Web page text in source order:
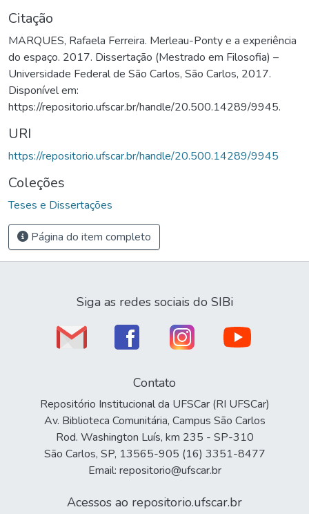
Citação
MARQUES, Rafaela Ferreira. Merleau-Ponty e a experiência
do espaço. 2017. Dissertação (Mestrado em Filosofia) –
Universidade Federal de São Carlos, São Carlos, 2017.
Disponível em:
https://repositorio.ufscar.br/handle/20.500.14289/9945.
URI
https://repositorio.ufscar.br/handle/20.500.14289/9945
Coleções
Teses e Dissertações
Página do item completo
Siga as redes sociais do SIBi
Contato
Repositório Institucional da UFSCar (RI UFSCar)
Av. Biblioteca Comunitária, Campus São Carlos
Rod. Washington Luís, km 235 - SP-310
São Carlos, SP, 13565-905 (16) 3351-8477
Email: repositorio@ufscar.br
Acessos ao repositorio.ufscar.br